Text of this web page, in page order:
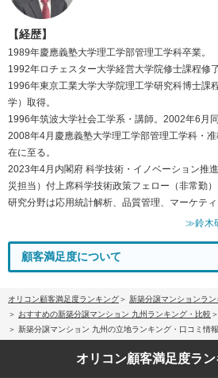
【経歴】
1989年慶應義塾大学理工学部管理工学科卒業。
1992年ロチェスター大学経営大学院修士課程修了
1996年東京工業大学大学院理工学研究科博士課
学）取得。
1996年筑波大学社会工学系・講師。2002年6月同
2008年4月慶應義塾大学理工学部管理工学科・
在に至る。
2023年4月内閣府 科学技術・イノベーション推
災担当）付上席科学技術政策フェロー（非常勤）
研究分野は応用統計解析、品質管理、マーケティ
≫鈴木
顧客満足度について
オリコン顧客満足度ランキング
新築分譲マンションラ
おすすめの新築分譲マンション 九州ランキング・比較
新築分譲マンション 九州の立地ランキング・口コミ情報
オリコン顧客満足度ラ